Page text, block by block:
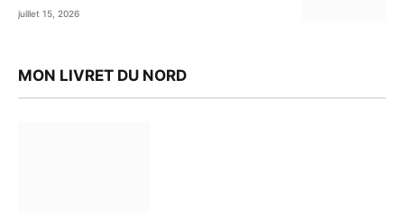
juillet 15, 2026
MON LIVRET DU NORD